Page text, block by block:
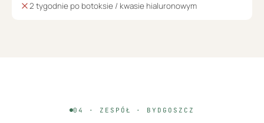
2 tygodnie po botoksie / kwasie hialuronowym
04 · ZESPÓŁ · BYDGOSZCZ